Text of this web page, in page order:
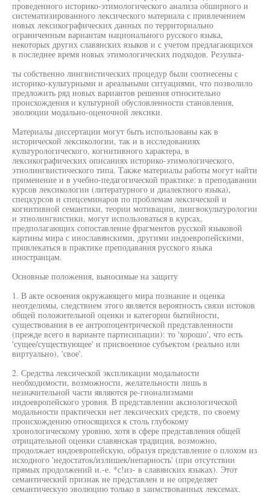
проведенного историко-этимологического анализа обширного и
систематизированного лексического материала с привлечением
новых лексикографических данных по территориально
ограниченным вариантам национального русского языка,
некоторых других славянских языков и с учетом предлагающихся
в последнее время новых этимологических подходов. Результа-
ты собственно лингвистических процедур были соотнесены с
историко-культурными и ареальными ситуациями, что позволило
предложить ряд новых вариантов решения относительно
происхождения и культурной обусловленности становления,
эволюции модально-оценочной лексики.
Материалы диссертации могут быть использованы как в
исторической лексикологии, так и в исследованиях
культурологического, когнитивного характера, в
лексикографических описаниях историко-этимологического,
этнолингвистического типа. Также материалы работы могут найти
применение и в учебно-педагогической практике: в преподавании
курсов лексикологии (литературного и диалектного языка),
спецкурсов и спецсеминаров по проблемам лексической и
когнитивной семантики, теории мотивации, лингвокультурологии
и этнолингвистики, могут использоваться в курсах,
предполагающих сопоставление фрагментов русской языковой
картины мира с инославянскими, другими индоевропейскими,
привлекаться в практике преподавания русского языка
иностранцам.
Основные положения, выносимые на защиту
1. В акте освоения окружающего мира познание и оценка
неотделимы, следствием этого является вероятность связи истоков
общей положительной оценки и категории бытийности,
существования в ее антропоцентрической представленности
(прежде всего в варианте партисипации): то 'хорошо', что есть
'сущее/существующее' и присвоенное субъектом (реально или
виртуально), 'свое'.
2. Средства лексической экспликации модальности
необходимости, возможности, желательности лишь в
незначительной части являются ре-гионализмами
индоевропейского уровня. В представлении аксиологической
модальности практически нет лексических средств, по своему
происхождению относящихся к столь глубокому
хронологическому уровню, хотя в сфере представления общей
отрицательной оценки славянская традиция, возможно,
продолжает индоевропейскую, образуя представление о плохом из
исходного 'недостаток/излишек/непарность' (при отсутствии
прямых продолжений и.-е. *с!из- в славянских языках). Этот
семантический признак не представлен и не определяет
семантическую эволюцию только в заимствованных лексемах.